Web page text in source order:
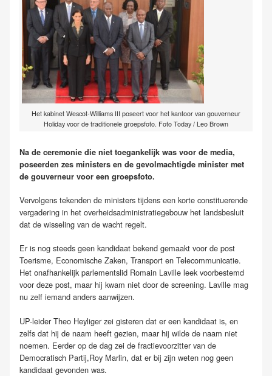
Het kabinet Wescot-Williams III poseert voor het kantoor van gouverneur
Holiday voor de traditionele groepsfoto. Foto Today / Leo Brown
Na de ceremonie die niet toegankelijk was voor de media,
poseerden zes ministers en de gevolmachtigde minister met
de gouverneur voor een groepsfoto.
Vervolgens tekenden de ministers tijdens een korte constituerende
vergadering in het overheidsadministratiegebouw het landsbesluit
dat de wisseling van de wacht regelt.
Er is nog steeds geen kandidaat bekend gemaakt voor de post
Toerisme, Economische Zaken, Transport en Telecommunicatie.
Het onafhankelijk parlementslid Romain Laville leek voorbestemd
voor deze post, maar hij kwam niet door de screening. Laville mag
nu zelf iemand anders aanwijzen.
UP-leider Theo Heyliger zei gisteren dat er een kandidaat is, en
zelfs dat hij de naam heeft gezien, maar hij wilde de naam niet
noemen. Eerder op de dag zei de fractievoorzitter van de
Democratisch Partij,Roy Marlin, dat er bij zijn weten nog geen
kandidaat gevonden was.